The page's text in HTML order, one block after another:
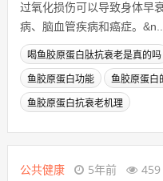
过氧化损伤可以导致身体早
病、脑血管疾病和癌症。&n...
喝鱼胶原蛋白肽抗衰老是真的吗
鱼胶原蛋白功能 鱼胶原蛋白
鱼胶原蛋白抗衰老机理
公共健康 5年前 459